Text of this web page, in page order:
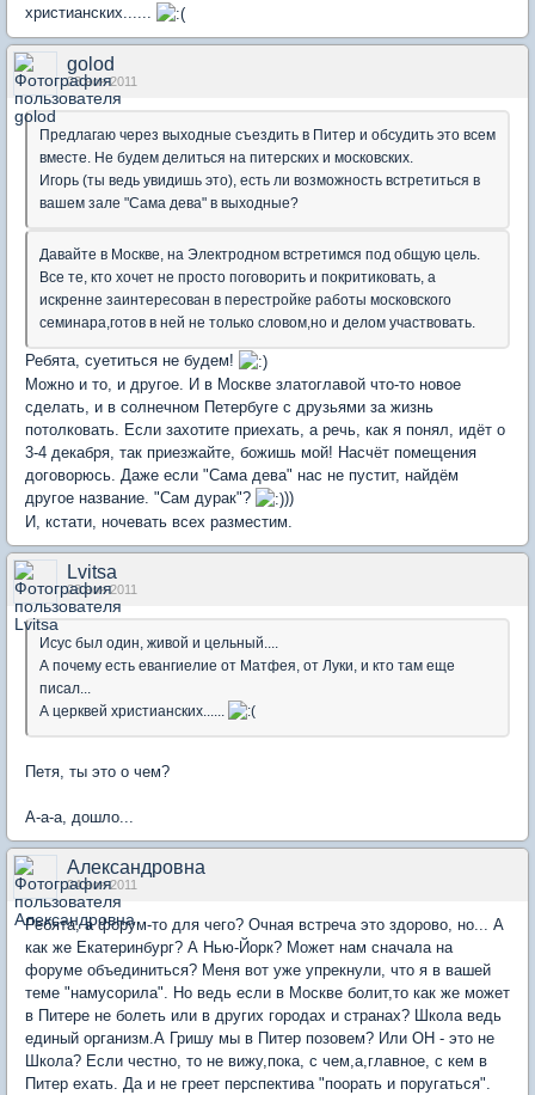
христианских......
golod
23 ноя 2011
Предлагаю через выходные съездить в Питер и обсудить это всем
вместе. Не будем делиться на питерских и московских.
Игорь (ты ведь увидишь это), есть ли возможность встретиться в
вашем зале "Сама дева" в выходные?
Давайте в Москве, на Электродном встретимся под общую цель.
Все те, кто хочет не просто поговорить и покритиковать, а
искренне заинтересован в перестройке работы московского
семинара,готов в ней не только словом,но и делом участвовать.
Ребята, суетиться не будем!
Можно и то, и другое. И в Москве златоглавой что-то новое
сделать, и в солнечном Петербуге с друзьями за жизнь
потолковать. Если захотите приехать, а речь, как я понял, идёт о
3-4 декабря, так приезжайте, божишь мой! Насчёт помещения
договорюсь. Даже если "Сама дева" нас не пустит, найдём
другое название. "Сам дурак"?
))
И, кстати, ночевать всех разместим.
Lvitsa
23 ноя 2011
Исус был один, живой и цельный....
А почему есть евангиелие от Матфея, от Луки, и кто там еще
писал...
А церквей христианских......
Петя, ты это о чем?
А-а-а, дошло...
Александровна
24 ноя 2011
Ребята, а форум-то для чего? Очная встреча это здорово, но... А
как же Екатеринбург? А Нью-Йорк? Может нам сначала на
форуме объединиться? Меня вот уже упрекнули, что я в вашей
теме "намусорила". Но ведь если в Москве болит,то как же может
в Питере не болеть или в других городах и странах? Школа ведь
единый организм.А Гришу мы в Питер позовем? Или ОН - это не
Школа? Если честно, то не вижу,пока, с чем,а,главное, с кем в
Питер ехать. Да и не греет перспектива "поорать и поругаться".